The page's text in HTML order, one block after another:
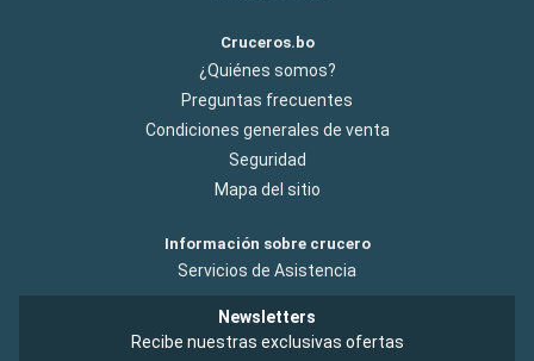
Cruceros.bo
¿Quiénes somos?
Preguntas frecuentes
Condiciones generales de venta
Seguridad
Mapa del sitio
Información sobre crucero
Servicios de Asistencia
Newsletters
Recibe nuestras exclusivas ofertas